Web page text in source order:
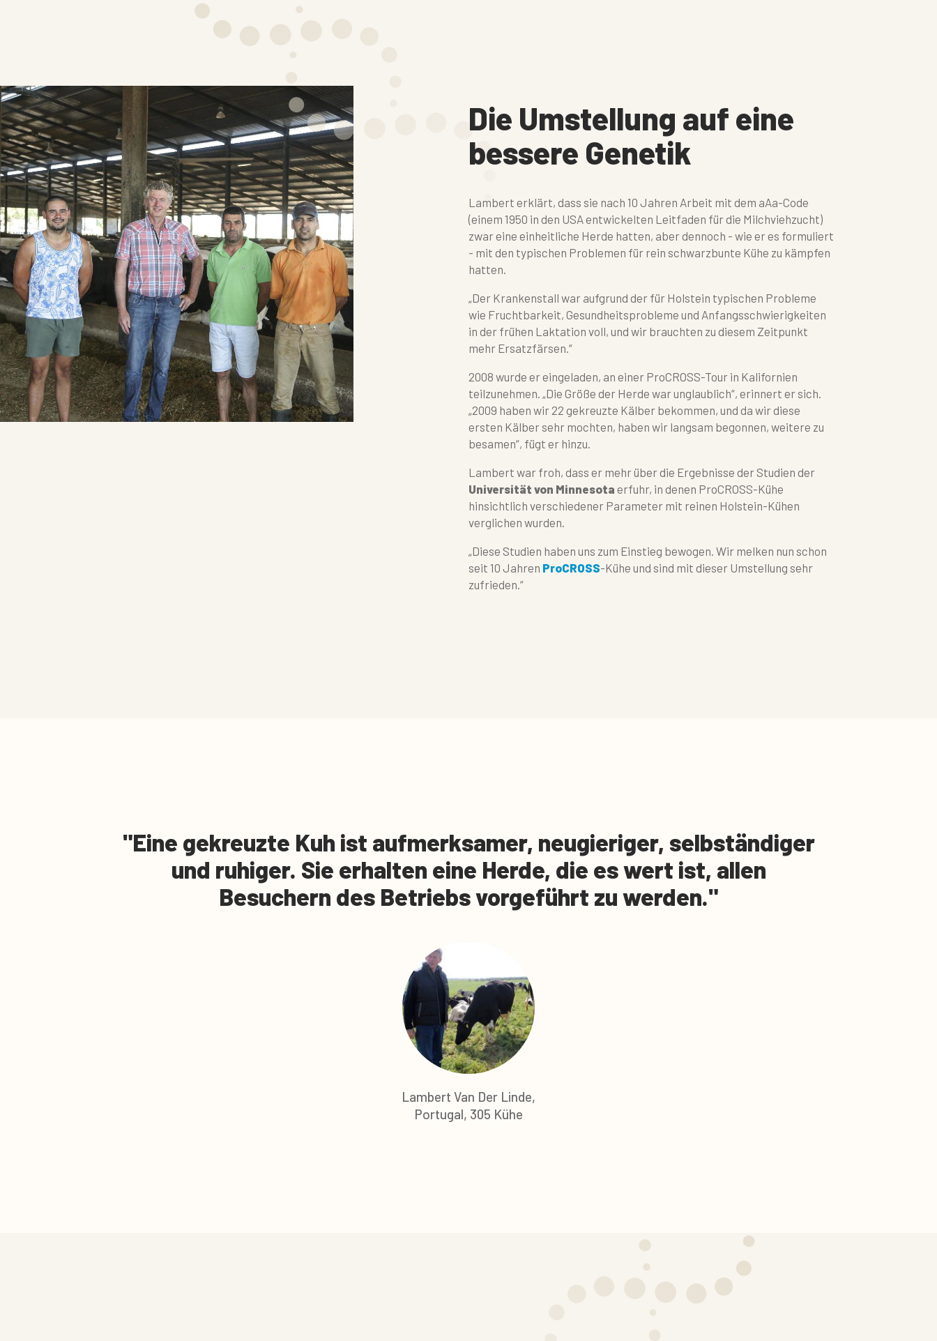
Die Umstellung auf eine
bessere Genetik
Lambert erklärt, dass sie nach 10 Jahren Arbeit mit dem aAa-Code
(einem 1950 in den USA entwickelten Leitfaden für die Milchviehzucht)
zwar eine einheitliche Herde hatten, aber dennoch - wie er es formuliert
- mit den typischen Problemen für rein schwarzbunte Kühe zu kämpfen
hatten.
„Der Krankenstall war aufgrund der für Holstein typischen Probleme
wie Fruchtbarkeit, Gesundheitsprobleme und Anfangsschwierigkeiten
in der frühen Laktation voll, und wir brauchten zu diesem Zeitpunkt
mehr Ersatzfärsen.“
2008 wurde er eingeladen, an einer ProCROSS-Tour in Kalifornien
teilzunehmen. „Die Größe der Herde war unglaublich“, erinnert er sich.
„2009 haben wir 22 gekreuzte Kälber bekommen, und da wir diese
ersten Kälber sehr mochten, haben wir langsam begonnen, weitere zu
besamen“, fügt er hinzu.
Lambert war froh, dass er mehr über die Ergebnisse der Studien der
Universität von Minnesota erfuhr, in denen ProCROSS-Kühe
hinsichtlich verschiedener Parameter mit reinen Holstein-Kühen
verglichen wurden.
„Diese Studien haben uns zum Einstieg bewogen. Wir melken nun schon
seit 10 Jahren ProCROSS-Kühe und sind mit dieser Umstellung sehr
zufrieden.“
Eine gekreuzte Kuh ist aufmerksamer, neugieriger, selbständiger
und ruhiger. Sie erhalten eine Herde, die es wert ist, allen
Besuchern des Betriebs vorgeführt zu werden.
Lambert Van Der Linde,
Portugal, 305 Kühe